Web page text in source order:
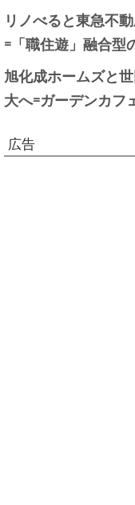
リノべると東急不
=「職住遊」融合型
旭化成ホームズと
大へ=ガーデンカフ
広告